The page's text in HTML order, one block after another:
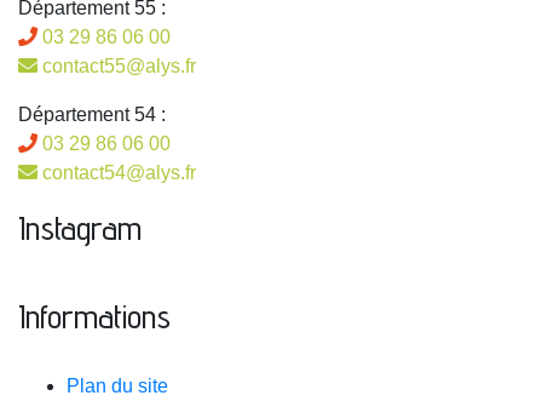
Département 55 :
03 29 86 06 00
contact55@alys.fr
Département 54 :
03 29 86 06 00
contact54@alys.fr
Instagram
Informations
Plan du site